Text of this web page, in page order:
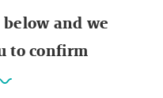
and we
to confirm.